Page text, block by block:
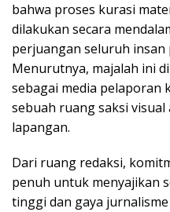
bahwa proses kurasi
dilakukan secara
perjuangan seluruh insan
Menurutnya, majalah ini
sebagai media pelaporan
sebuah ruang saksi visual
lapangan.
Dari ruang redaksi,
penuh untuk menyajikan
tinggi dan gaya